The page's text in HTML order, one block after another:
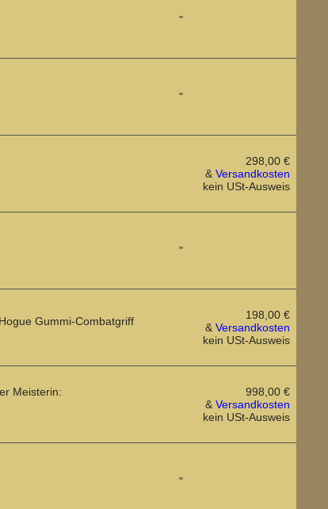
"
"
298,00 €
& Versandkosten
kein USt-Ausweis
"
Gummi-Combatgriff
198,00 €
& Versandkosten
kein USt-Ausweis
Meisterin:
998,00 €
& Versandkosten
kein USt-Ausweis
"